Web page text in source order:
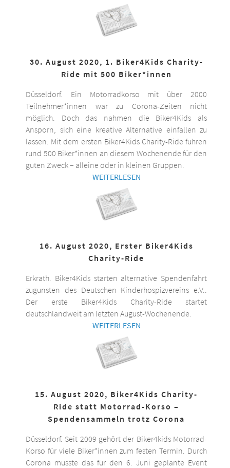
30. August 2020, 1. Biker4Kids Charity-
Ride mit 500 Biker*innen
Düsseldorf. Ein Motorradkorso mit über 2000
Teilnehmer*innen war zu Corona-Zeiten nicht
möglich. Doch das nahmen die Biker4Kids als
Ansporn, sich eine kreative Alternative einfallen zu
lassen. Mit dem ersten Biker4Kids Charity-Ride fuhren
rund 500 Biker*innen an diesem Wochenende für den
guten Zweck – alleine oder in kleinen Gruppen.
WEITERLESEN
16. August 2020, Erster Biker4Kids
Charity-Ride
Erkrath. Biker4Kids starten alternative Spendenfahrt
zugunsten des Deutschen Kinderhospizvereins e.V..
Der erste Biker4Kids Charity-Ride startet
deutschlandweit am letzten August-Wochenende.
WEITERLESEN
15. August 2020, Biker4Kids Charity-
Ride statt Motorrad-Korso –
Spendensammeln trotz Corona
Düsseldorf. Seit 2009 gehört der Biker4kids Motorrad-
Korso für viele Biker*innen zum festen Termin. Durch
Corona musste das für den 6. Juni geplante Event